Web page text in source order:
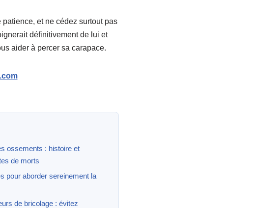
et ne cédez surtout pas
définitivement de lui et
aider à percer sa carapace.
ossements : histoire et
de morts
pour aborder sereinement la
de bricolage : évitez